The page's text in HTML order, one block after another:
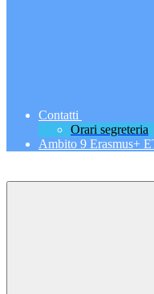
Contatti
Orari segreteria
Ambito 9 Erasmus+